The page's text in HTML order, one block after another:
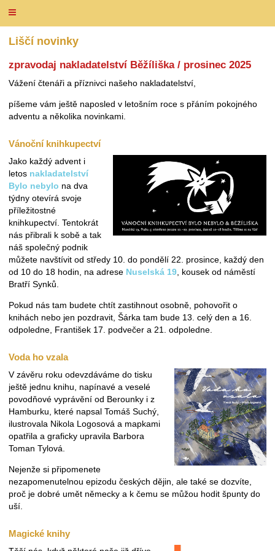
Liščí novinky
zpravodaj nakladatelství Běžíliška / prosinec 2025
Vážení čtenáři a příznivci našeho nakladatelství,
píšeme vám ještě naposled v letošním roce s přáním pokojného
adventu a několika novinkami.
Vánoční knihkupectví
Jako každý advent i
letos nakladatelství
Bylo nebylo na dva
týdny otevírá svoje
příležitostné
knihkupectví. Tentokrát
nás přibrali k sobě a tak
náš společný podnik
můžete navštívit od středy 10. do pondělí 22. prosince, každý den
od 10 do 18 hodin, na adrese Nuselská 19 , kousek od náměstí
Bratří Synků.
Pokud nás tam budete chtít zastihnout osobně, pohovořit o
knihách nebo jen pozdravit, Šárka tam bude 13. celý den a 16.
odpoledne, František 17. podvečer a 21. odpoledne.
Voda ho vzala
V závěru roku odevzdáváme do tisku
ještě jednu knihu, napínavé a veselé
povodňové vyprávění od Berounky i z
Hamburku, které napsal Tomáš Suchý,
ilustrovala Nikola Logosová a mapkami
opatřila a graficky upravila Barbora
Toman Tylová.
Nejenže si připomenete
nezapomenutelnou epizodu českých dějin, ale také se dozvíte,
proč je dobré umět německy a k čemu se můžou hodit špunty do
uší.
Magické knihy